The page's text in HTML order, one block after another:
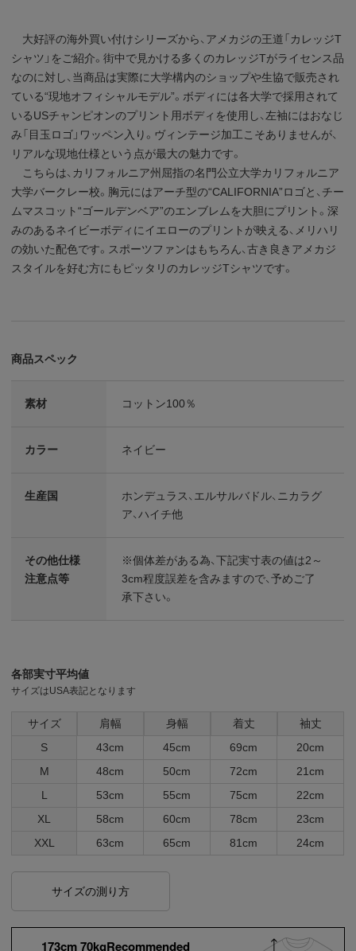
大好評の海外買い付けシリーズから、アメカジの王道「カレッジT
シャツ」をご紹介。街中で見かける多くのカレッジTがライセンス品
なのに対し、当商品は実際に大学構内のショップや生協で販売され
ている“現地オフィシャルモデル”。ボディには各大学で採用されて
いるUSチャンピオンのプリント用ボディを使用し、左袖にはおなじ
み「目玉ロゴ」ワッペン入り。ヴィンテージ加工こそありませんが、
リアルな現地仕様という点が最大の魅力です。
こちらは、カリフォルニア州屈指の名門公立大学カリフォルニア
大学バークレー校。胸元にはアーチ型の“CALIFORNIA”ロゴと、チー
ムマスコット“ゴールデンベア”のエンブレムを大胆にプリント。深
みのあるネイビーボディにイエローのプリントが映える、メリハリ
の効いた配色です。スポーツファンはもちろん、古き良きアメカジ
スタイルを好む方にもピッタリのカレッジTシャツです。
商品スペック
素材 コットン100％
カラー ネイビー
生産国
ホンデュラス、エルサルバドル、ニカラグ
ア、ハイチ他
その他仕様
注意点等
※個体差がある為、下記実寸表の値は2～
3cm程度誤差を含みますので、予めご了
承下さい。
各部実寸平均値
サイズはUSA表記となります
サイズ 肩幅 身幅 着丈
袖丈
S
43cm 45cm 69cm
20cm
M
48cm 50cm 72cm
21cm
L
53cm 55cm 75cm
22cm
XL
58cm 60cm 78cm
23cm
XXL
63cm 65cm 81cm 24cm
サイズの測り方
173cm 70kgRecommended